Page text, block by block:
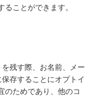
ことができます。
残す際、お名前、メー
存することにオプトイ
のためであり、他のコ